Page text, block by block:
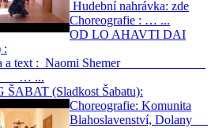
Hudební nahrávka: zde
Choreografie : … ...
OD LO AHAVTI DAI
:
a text : Naomi Shemer
...
ŠABAT (Sladkost Šabatu):
Choreografie: Komunita
Blahoslavenství, Dolany